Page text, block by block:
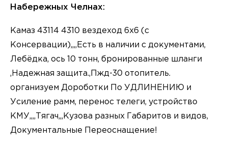
Набережных Челнах:
Камаз 43114 4310 вездеход 6х6 (с
Консервации),,,,Есть в наличии с документами,
Лебёдка, ось 10 тонн, бронированные шланги
,Надежная защита.,Пжд-30 отопитель.
организуем Дороботки По УДЛИНЕНИЮ и
Усиление рамм, перенос телеги, устройство
КМУ,,,,Тягач,,,Кузова разных Габаритов и видов,
Документальные Переоснащение!